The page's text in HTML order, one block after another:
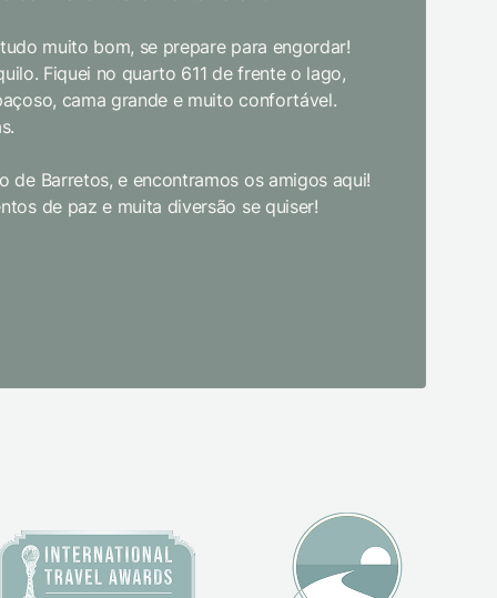
muito bom, se prepare para engordar!
Fiquei no quarto 611 de frente o lago,
cama grande e muito confortável.
de Barretos, e encontramos os amigos aqui!
de paz e muita diversão se quiser!